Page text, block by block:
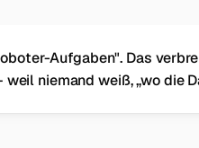
Aufgaben". Das
niemand weiß, „wo die